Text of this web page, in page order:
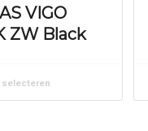
VIGO
ZW Black
selecteren